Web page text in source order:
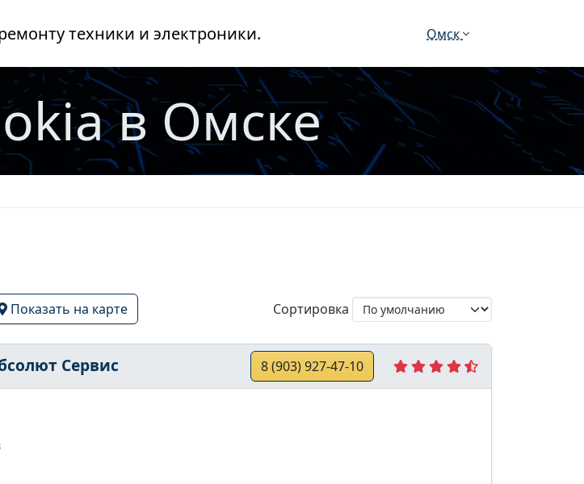
техники и электроники. Омск
в Омске
Показать на карте Сортировка
Сервис 8 (903) 927-47-10